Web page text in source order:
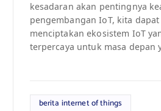
kesadaran akan pentingnya
pengembangan IoT, kita
menciptakan ekosistem IoT
terpercaya untuk masa depan
berita internet of things